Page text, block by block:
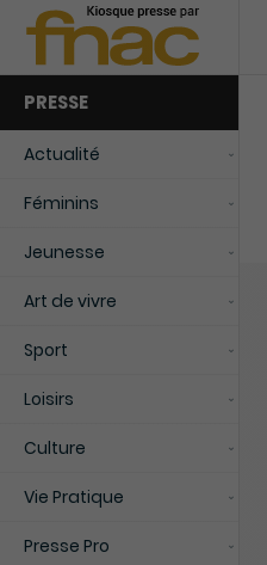
PRESSE
Actualité
Féminins
Jeunesse
Art de vivre
Sport
Loisirs
Culture
Vie Pratique
Presse Pro